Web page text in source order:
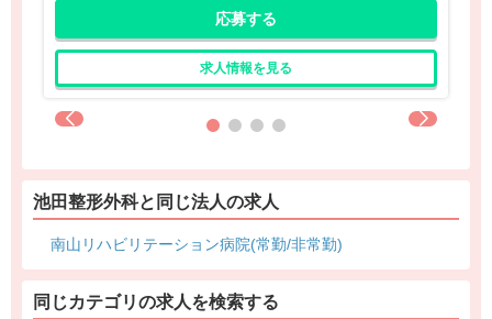
応募する
求人情報を見る
池田整形外科と同じ法人の求人
南山リハビリテーション病院(常勤/非常勤)
同じカテゴリの求人を検索する